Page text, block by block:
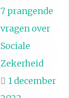
7 prangende
vragen over
Sociale
Zekerheid
1 december